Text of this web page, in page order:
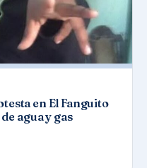
en El Fanguito
agua y gas